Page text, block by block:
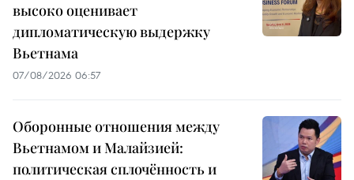
высоко оценивает
дипломатическую выдержку
Вьетнама
07/08/2026 06:57
Оборонные отношения между
Вьетнамом и Малайзией:
политическая сплочённость и